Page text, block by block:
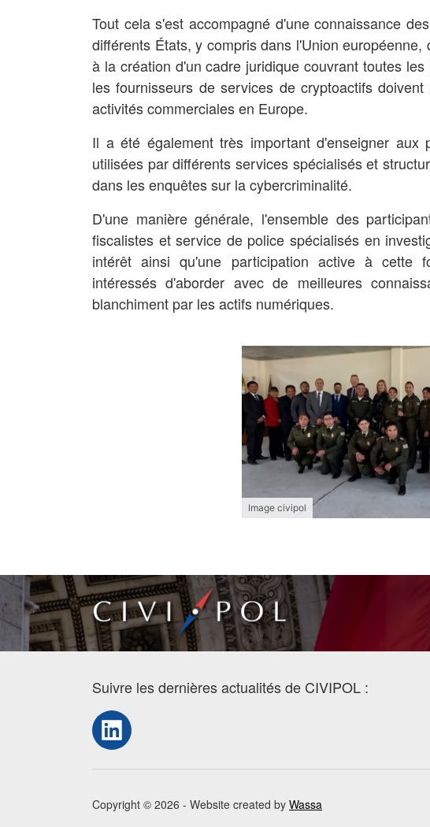
Tout cela s'est accompagné d'une connaissance
différents États, y compris dans l'Union
à la création d'un cadre juridique couvrant toutes
les fournisseurs de services de cryptoactifs
activités commerciales en Europe.
Il a été également très important d'enseigner aux
utilisées par différents services spécialisés et
dans les enquêtes sur la cybercriminalité.
D'une manière générale, l'ensemble des
fiscalistes et service de police spécialisés en
intérêt ainsi qu'une participation active à cette
intéressés d'aborder avec de meilleures
blanchiment par les actifs numériques.
Image civipol
Suivre les dernières actualités de CIVIPOL :
LinkedIn
Copyright © 2026 - Website created by Wassa